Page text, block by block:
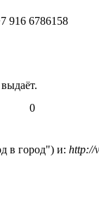
916 6786158
0
в город") и: http://